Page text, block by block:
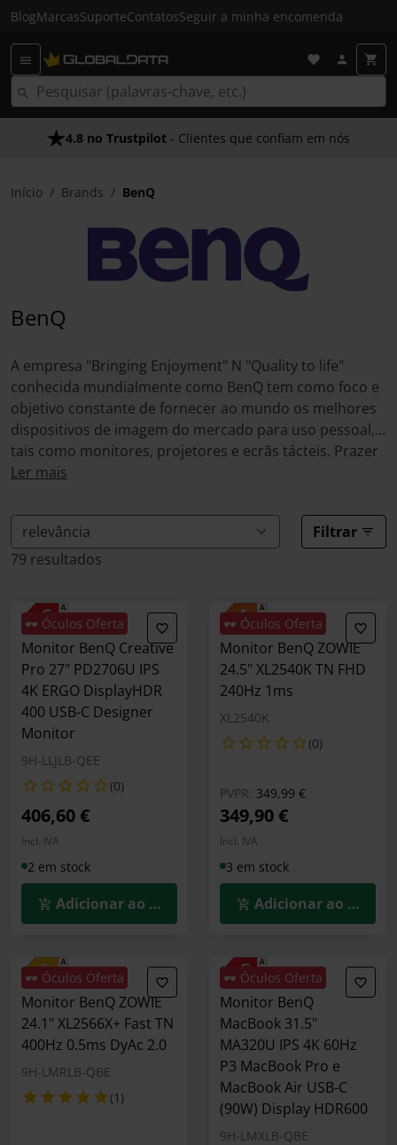
BlogMarcasSuporteContatosSeguir a minha encomenda
Envio Gratuito em 24 HRS- Acima dos 50€
4.8 no Trustpilot - Clientes que confiam em nós
Início Brands BenQ
BenQ
A empresa "Bringing Enjoyment" N "Quality to life"
conhecida mundialmente como BenQ tem como foco e
objetivo constante de fornecer ao mundo os melhores
dispositivos de imagem do mercado para uso pessoal,
tais como monitores, projetores e ecrãs tácteis. Prazer
e qualidade são exatamente o que se obtém quando se
Ler mais
Filtrar
79 resultados
🕶️ Óculos Oferta
Monitor BenQ Creative
Pro 27" PD2706U IPS
4K ERGO DisplayHDR
400 USB-C Designer
Monitor
9H-LLJLB-QEE
(0)
406,60 €
Incl. IVA
2 em stock
Adicionar ao Carrinho
🕶️ Óculos Oferta
Monitor BenQ ZOWIE
24.5" XL2540K TN FHD
240Hz 1ms
XL2540K
(0)
PVPR: Preço reduzido de
349,99 €para
349,90 €
Incl. IVA
3 em stock
Adicionar ao
🕶️ Óculos Oferta
Monitor BenQ ZOWIE
24.1" XL2566X+ Fast TN
400Hz 0.5ms DyAc 2.0
9H-LMRLB-QBE
(1)
🕶️ Óculos Oferta
Monitor BenQ
MacBook 31.5"
MA320U IPS 4K 60Hz
P3 MacBook Pro e
MacBook Air USB-C
(90W) Display HDR600
9H-LMXLB-QBE